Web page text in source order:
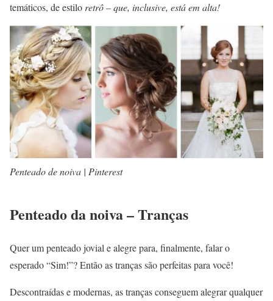
temáticos, de estilo retrô – que, inclusive, está em alta!
Penteado de noiva | Pinterest
Penteado da noiva – Tranças
Quer um penteado jovial e alegre para, finalmente, falar o
esperado “Sim!”? Então as tranças são perfeitas para você!
Descontraídas e modernas, as tranças conseguem alegrar qualquer